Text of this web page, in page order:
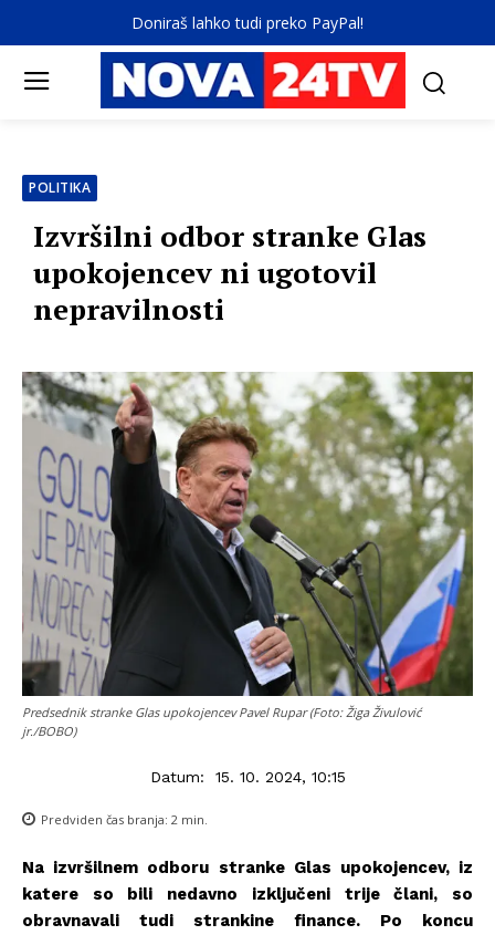
Doniraš lahko tudi preko PayPal!
POLITIKA
Izvršilni odbor stranke Glas
upokojencev ni ugotovil
nepravilnosti
Predsednik stranke Glas upokojencev Pavel Rupar (Foto: Žiga Živulović
jr./BOBO)
Datum: 15. 10. 2024, 10:15
Predviden čas branja: 2 min.
Na izvršilnem odboru stranke Glas upokojencev, iz
katere so bili nedavno izključeni trije člani, so
obravnavali tudi strankine finance. Po koncu